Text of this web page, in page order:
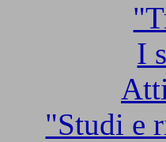
I
"Studi e